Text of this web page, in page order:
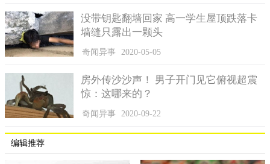
没带钥匙翻墙回家 高一学生屋顶跌落卡
墙缝只露出一颗头
奇闻异事 2020-05-05
房外传沙沙声！ 男子开门见它俯视超震
惊：这哪来的？
奇闻异事 2020-09-22
编辑推荐